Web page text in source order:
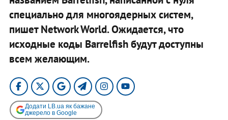
специально для многоядерных систем,
пишет Network World. Ожидается, что
исходные коды Barrelfish будут доступны
всем желающим.
Додати LB.ua як бажане
джерело в Google